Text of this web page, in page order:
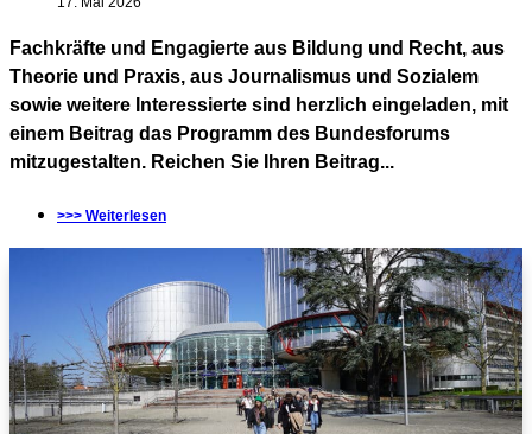
Fachkräfte und Engagierte aus Bildung und Recht, aus
Theorie und Praxis, aus Journalismus und Sozialem
sowie weitere Interessierte sind herzlich eingeladen, mit
einem Beitrag das Programm des Bundesforums
mitzugestalten. Reichen Sie Ihren Beitrag...
>>> Weiterlesen